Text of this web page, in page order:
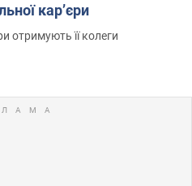
кар’єри
отримують її колеги